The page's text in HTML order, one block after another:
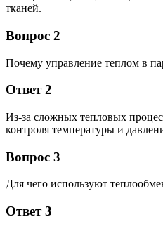
тканей.
Вопрос 2
Почему управление теплом в
Ответ 2
Из-за сложных тепловых
контроля температуры и
Вопрос 3
Для чего используют
Ответ 3